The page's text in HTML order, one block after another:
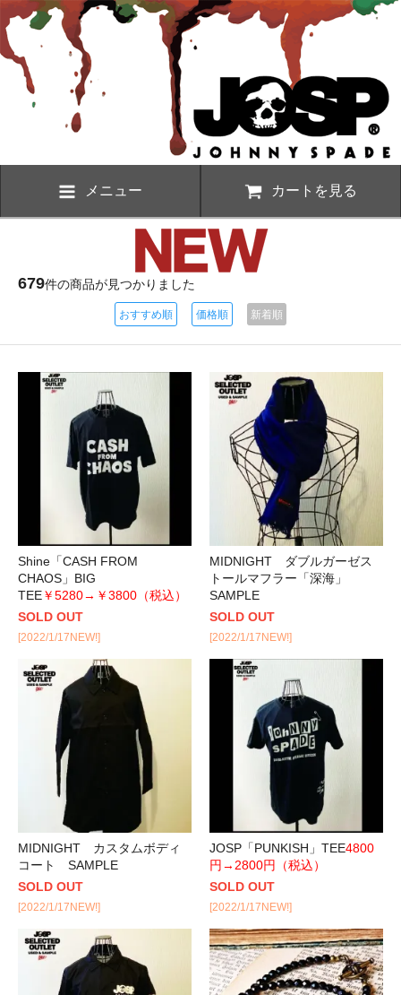
メニュー カートを見る
679件の商品が見つかりました
おすすめ順 価格順 新着順
Shine「CASH FROM
CHAOS」BIG
TEE￥5280→￥3800（税込）
SOLD OUT
[2022/1/17NEW!]
MIDNIGHT ダブルガーゼス
トールマフラー「深海」
SAMPLE
SOLD OUT
[2022/1/17NEW!]
MIDNIGHT カスタムボディ
コート SAMPLE
SOLD OUT
[2022/1/17NEW!]
JOSP「PUNKISH」TEE4800
円→2800円（税込）
SOLD OUT
[2022/1/17NEW!]